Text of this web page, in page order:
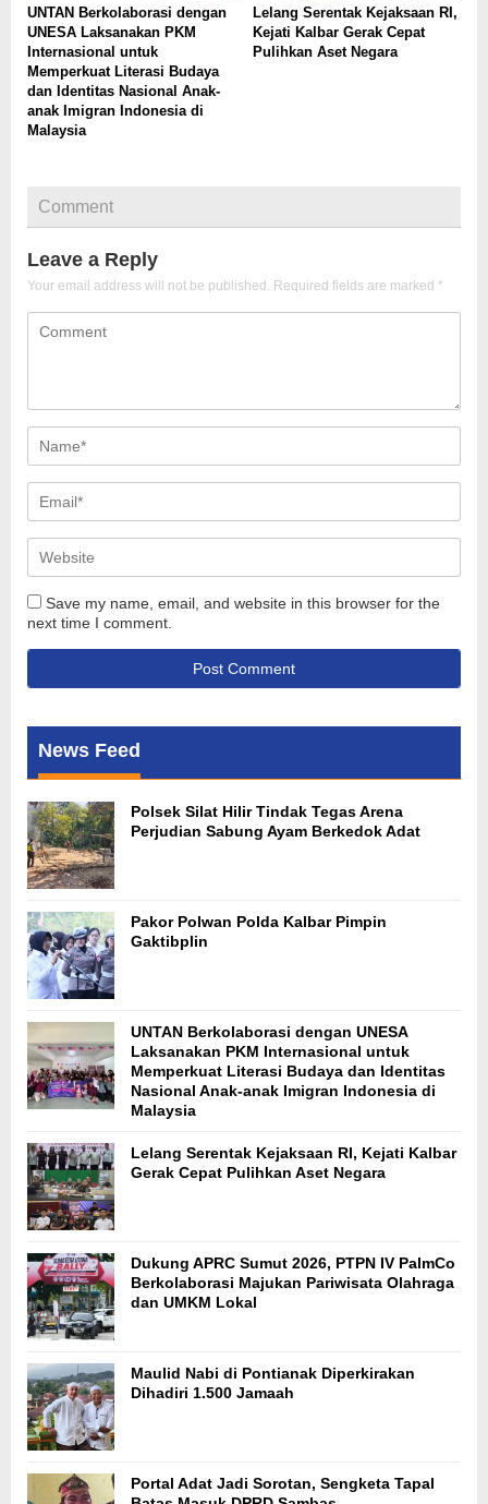
UNTAN Berkolaborasi dengan
UNESA Laksanakan PKM
Internasional untuk
Memperkuat Literasi Budaya
dan Identitas Nasional Anak-
anak Imigran Indonesia di
Malaysia
Lelang Serentak Kejaksaan RI,
Kejati Kalbar Gerak Cepat
Pulihkan Aset Negara
Comment
Leave a Reply
Your email address will not be published. Required fields are marked *
Save my name, email, and website in this browser for the
next time I comment.
News Feed
Polsek Silat Hilir Tindak Tegas Arena
Perjudian Sabung Ayam Berkedok Adat
Pakor Polwan Polda Kalbar Pimpin
Gaktibplin
UNTAN Berkolaborasi dengan UNESA
Laksanakan PKM Internasional untuk
Memperkuat Literasi Budaya dan Identitas
Nasional Anak-anak Imigran Indonesia di
Malaysia
Lelang Serentak Kejaksaan RI, Kejati Kalbar
Gerak Cepat Pulihkan Aset Negara
Dukung APRC Sumut 2026, PTPN IV PalmCo
Berkolaborasi Majukan Pariwisata Olahraga
dan UMKM Lokal
Maulid Nabi di Pontianak Diperkirakan
Dihadiri 1.500 Jamaah
Portal Adat Jadi Sorotan, Sengketa Tapal